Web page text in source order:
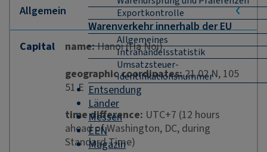
Exportkontrolle
Warenverkehr innerhalb der EU
Allgemeines
Intrahandelsstatistik
Umsatzsteuer-
Identifikationsnummer
Entsendung
Länder
Messen
EEN
Magazin
Capital name:Hanoi (Ha Noi)
geographic coordinates:21 02 N, 105
51 E
time difference: UTC+7 (12 hours
ahead of Washington, DC, during
Standard Time)